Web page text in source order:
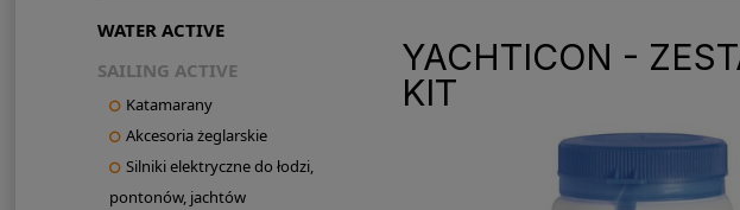
WATER ACTIVE
SAILING ACTIVE
Katamarany
Akcesoria żeglarskie
Silniki elektryczne do łodzi,
pontonów, jachtów
YACHTICON -
KIT